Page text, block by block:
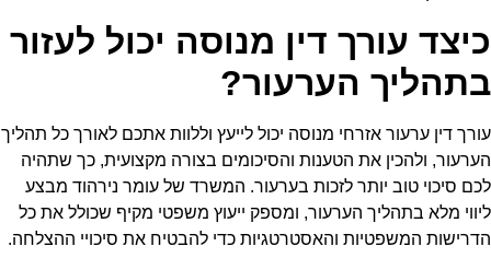
כיצד עורך דין מנוסה יכול לעזור
בתהליך הערעור?
עורך דין ערעור אזרחי מנוסה יכול לייעץ וללוות אתכם לאורך כל תהליך
הערעור, ולהכין את הטענות והסיכומים בצורה מקצועית, כך שתהיה
לכם סיכוי טוב יותר לזכות בערעור. המשרד של עומר נירהוד מבצע
ליווי מלא בתהליך הערעור, ומספק ייעוץ משפטי מקיף שכולל את כל
הדרישות המשפטיות והאסטרטגיות כדי להבטיח את סיכויי ההצלחה.